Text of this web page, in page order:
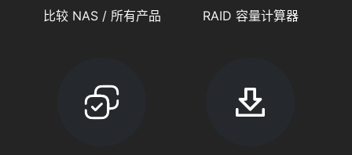
比较 NAS / 所有产品 RAID 容量计算器